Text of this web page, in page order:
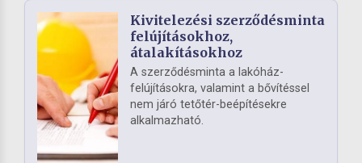
Kivitelezési szerződésminta
felújításokhoz,
átalakításokhoz
A szerződésminta a lakóház-
felújításokra, valamint a bővítéssel
nem járó tetőtér-beépítésekre
alkalmazható.